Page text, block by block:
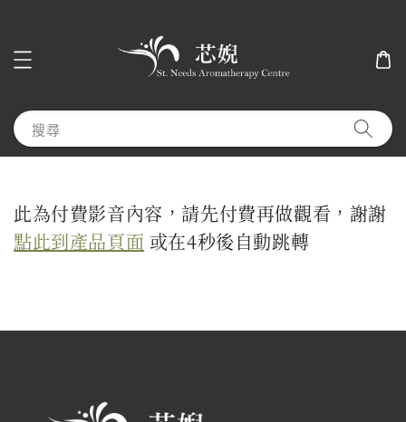
搜尋
此為付費影音內容，請先付費再做觀看，謝謝
點此到產品頁面 或在4秒後自動跳轉